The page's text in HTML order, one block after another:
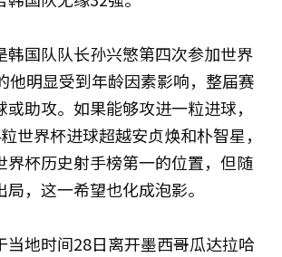
韩国队队长孙兴慜第四次参加世界
他明显受到年龄因素影响，整届赛
助攻。如果能够攻进一粒进球，
世界杯进球超越安贞焕和朴智星，
界杯历史射手榜第一的位置，但随
，这一希望也化成泡影。
当地时间28日离开墨西哥瓜达拉哈